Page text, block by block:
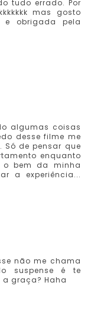
tudo errado. Por
mas gosto
e obrigada pela
algumas coisas
desse filme me
Só de pensar que
enquanto
o bem da minha
a experiência...
não me chama
suspense é te
a graça? Haha